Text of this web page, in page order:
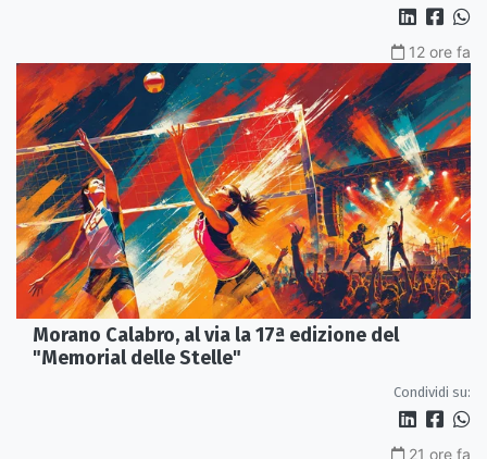
12 ore fa
Morano Calabro, al via la 17ª edizione del
"Memorial delle Stelle"
Condividi su:
21 ore fa